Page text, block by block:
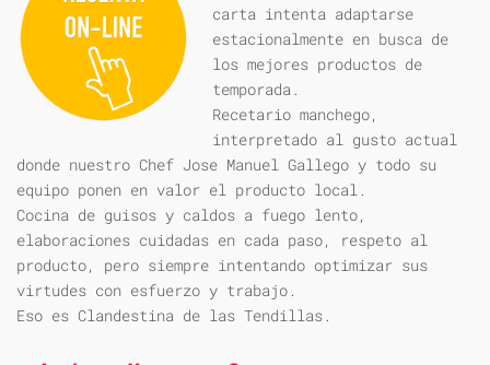
carta intenta adaptarse
estacionalmente en busca de
los mejores productos de
temporada.
Recetario manchego,
interpretado al gusto actual
donde nuestro Chef Jose Manuel Gallego y todo su
equipo ponen en valor el producto local.
Cocina de guisos y caldos a fuego lento,
elaboraciones cuidadas en cada paso, respeto al
producto, pero siempre intentando optimizar sus
virtudes con esfuerzo y trabajo.
Eso es Clandestina de las Tendillas.